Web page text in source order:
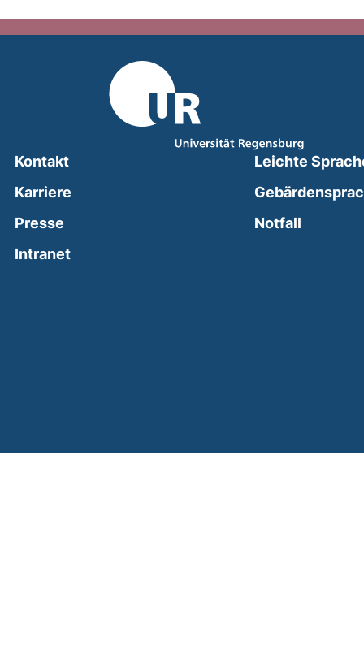
Kontakt
Karriere
Presse
Intranet(external link, opens in a new window)
Leichte
Notfall